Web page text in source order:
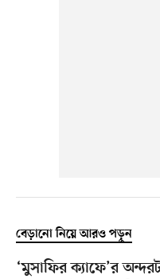
বেড়ানো নিয়ে আরও পড়ুন
‘মুসাফির ক্যাফে’র